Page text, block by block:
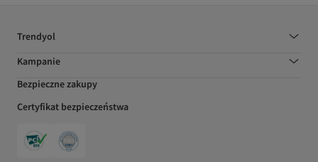
Trendyol
Kampanie
Bezpieczne zakupy
Certyfikat bezpieczeństwa